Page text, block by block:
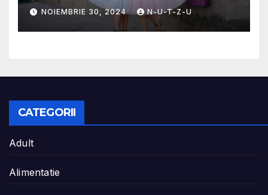
NOIEMBRIE 30, 2024 N-U-T-Z-U
CATEGORII
Adult
Alimentatie